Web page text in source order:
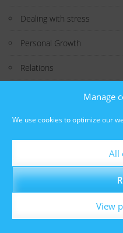
Manage
We use cookies to optimize our
All
View
Dealing with stress
Personal Growth
Relations
Technology
Interesting Fact
Well-being